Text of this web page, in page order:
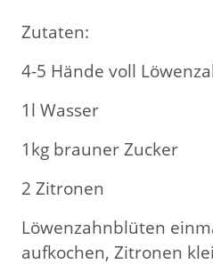
Zutaten:
4-5 Hände voll
1l Wasser
1kg brauner Zucker
2 Zitronen
Löwenzahnblüten
aufkochen, Zitronen